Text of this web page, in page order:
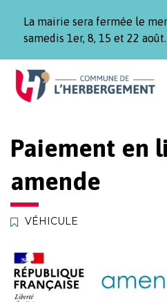
La mairie sera fermée le
samedis 1er, 8, 15 et 22 août.
Aller
Aller
contenu
Aller
pied
Paiement en
amende
VÉHICULE